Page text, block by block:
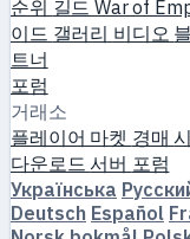
순위 길드War of
이드 갤러리 비디오
트너
포럼
거래소
플레이어 마켓 경매
다운로드서버 포럼
Українська
Deutsch Español